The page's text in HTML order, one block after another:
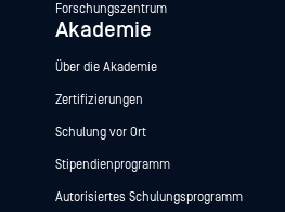
Forschungszentrum
Akademie
Über die Akademie
Zertifizierungen
Schulung vor Ort
Stipendienprogramm
Autorisiertes Schulungsprogramm